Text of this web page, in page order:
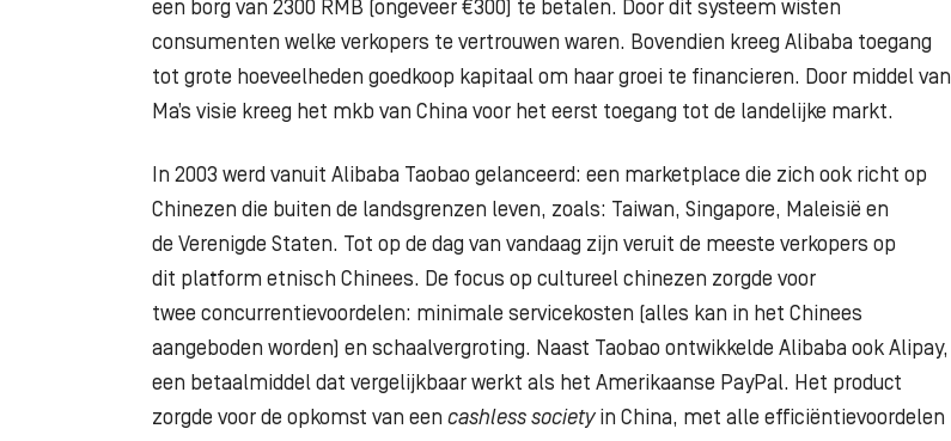
een borg van 2300 RMB (ongeveer €300) te betalen. Door dit systeem wisten
consumenten welke verkopers te vertrouwen waren. Bovendien kreeg Alibaba toegang
tot grote hoeveelheden goedkoop kapitaal om haar groei te financieren. Door middel van
Ma’s visie kreeg het mkb van China voor het eerst toegang tot de landelijke markt.
In 2003 werd vanuit Alibaba Taobao gelanceerd: een marketplace die zich ook richt op
Chinezen die buiten de landsgrenzen leven, zoals: Taiwan, Singapore, Maleisië en
de Verenigde Staten. Tot op de dag van vandaag zijn veruit de meeste verkopers op
dit platform etnisch Chinees. De focus op cultureel chinezen zorgde voor
twee concurrentievoordelen: minimale servicekosten (alles kan in het Chinees
aangeboden worden) en schaalvergroting. Naast Taobao ontwikkelde Alibaba ook Alipay,
een betaalmiddel dat vergelijkbaar werkt als het Amerikaanse PayPal. Het product
zorgde voor de opkomst van een cashless society in China, met alle efficiëntievoordelen